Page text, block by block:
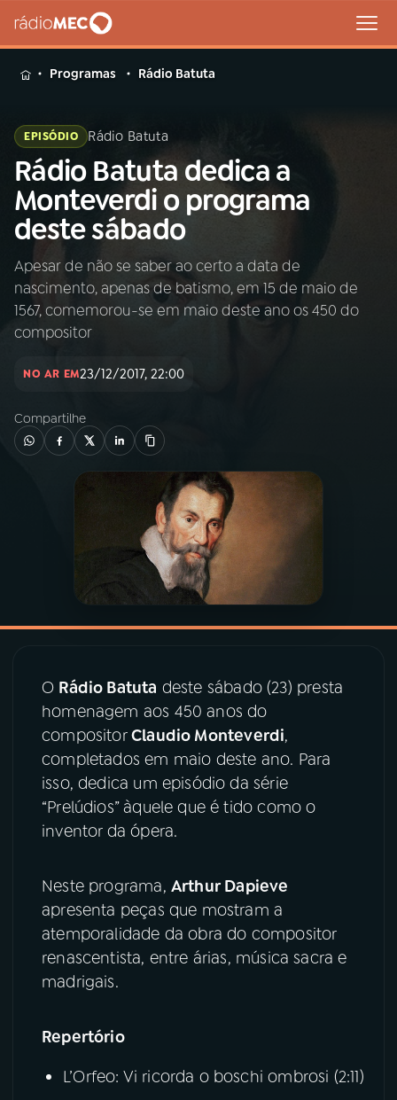
MENU
Buscar
na
Rádio
MEC
Buscar
Início AO VIVO
INÍCIO
02A RÁDIO
03 PROGRAMAÇÃO
PODCASTS
08PRÊMIO RÁDIO MEC
ACOMPANHE A RÁDIO MEC
YouTube
Instagram
Programas Rádio Batuta
EPISÓDIO Rádio Batuta
Rádio Batuta dedica a
Monteverdi o programa
deste sábado
Apesar de não se saber ao certo a data de
nascimento, apenas de batismo, em 15 de maio de
1567, comemorou-se em maio deste ano os 450 do
compositor
NO AR EM23/12/2017, 22:00
Compartilhe
O Rádio Batuta deste sábado (23) presta
homenagem aos 450 anos do
compositorClaudio Monteverdi,
completados em maio deste ano. Para
isso, dedica um episódio da série
“Prelúdios” àquele que é tido como o
inventor da ópera.
Neste programa, Arthur Dapieve
apresenta peças que mostram a
atemporalidade da obra do compositor
renascentista, entre árias, música sacra e
madrigais.
Repertório
L’Orfeo: Vi ricorda o boschi ombrosi (2:11)